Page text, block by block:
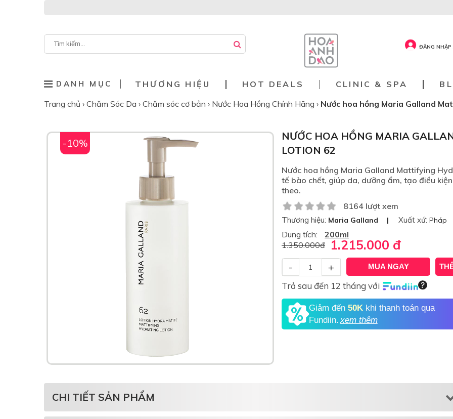
ĐĂNG NHẬP
DANH MỤC THƯƠNG HIỆU HOT DEALS CLINIC & SPA
Trang chủ › Chăm Sóc Da › Chăm sóc cơ bản › Nước Hoa Hồng Chính Hãng › Nước hoa hồng Maria Galland
-10%
NƯỚC HOA HỒNG MARIA
LOTION 62
Nước hoa hồng Maria Galland Mattifying
tế bào chết, giúp da, dưỡng ẩm, tạo điều
theo.
8164 lượt xem
Thương hiệu: Maria Galland Xuất xứ: Pháp
Dung tích:
200ml
1.350.000đ 1.215.000 đ
- + MUA NGAY
Trả sau đến 12 tháng với
Giảm đến 50K khi thanh toán qua
Fundiin. xem thêm
CHI TIẾT SẢN PHẨM